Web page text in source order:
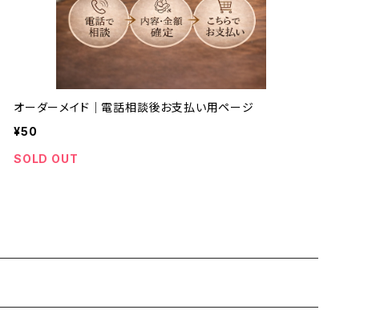
オーダーメイド｜電話相談後お支払い用ページ
¥50
SOLD OUT